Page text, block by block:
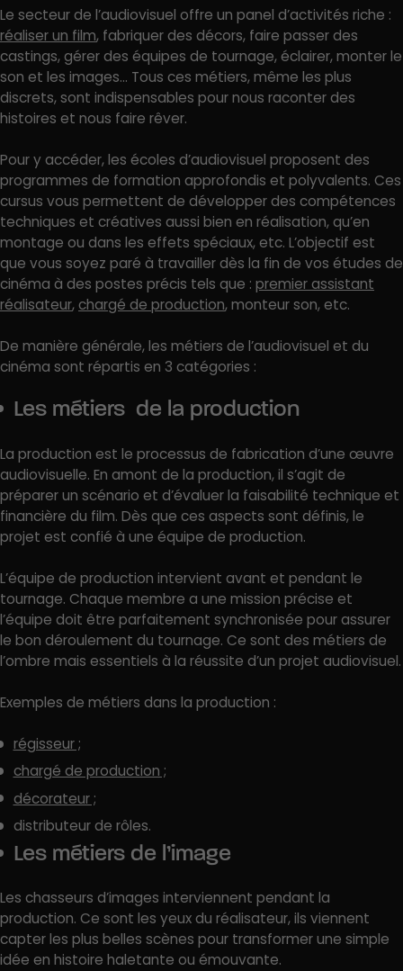
Le secteur de l’audiovisuel offre un panel d’activités riche :
réaliser un film, fabriquer des décors, faire passer des
castings, gérer des équipes de tournage, éclairer, monter le
son et les images… Tous ces métiers, même les plus
discrets, sont indispensables pour nous raconter des
histoires et nous faire rêver.
Pour y accéder, les écoles d’audiovisuel proposent des
programmes de formation approfondis et polyvalents. Ces
cursus vous permettent de développer des compétences
techniques et créatives aussi bien en réalisation, qu’en
montage ou dans les effets spéciaux, etc. L’objectif est
que vous soyez paré à travailler dès la fin de vos études de
cinéma à des postes précis tels que : premier assistant
réalisateur,chargé de production, monteur son, etc.
De manière générale, les métiers de l’audiovisuel et du
cinéma sont répartis en 3 catégories :
Les métiers de la production
La production est le processus de fabrication d’une œuvre
audiovisuelle. En amont de la production, il s’agit de
préparer un scénario et d’évaluer la faisabilité technique et
financière du film. Dès que ces aspects sont définis, le
projet est confié à une équipe de production.
L’équipe de production intervient avant et pendant le
tournage. Chaque membre a une mission précise et
l’équipe doit être parfaitement synchronisée pour assurer
le bon déroulement du tournage. Ce sont des métiers de
l’ombre mais essentiels à la réussite d’un projet audiovisuel.
Exemples de métiers dans la production :
régisseur ;
chargé de production ;
décorateur ;
distributeur de rôles.
Les métiers de l’image
Les chasseurs d’images interviennent pendant la
production. Ce sont les yeux du réalisateur, ils viennent
capter les plus belles scènes pour transformer une simple
idée en histoire haletante ou émouvante.